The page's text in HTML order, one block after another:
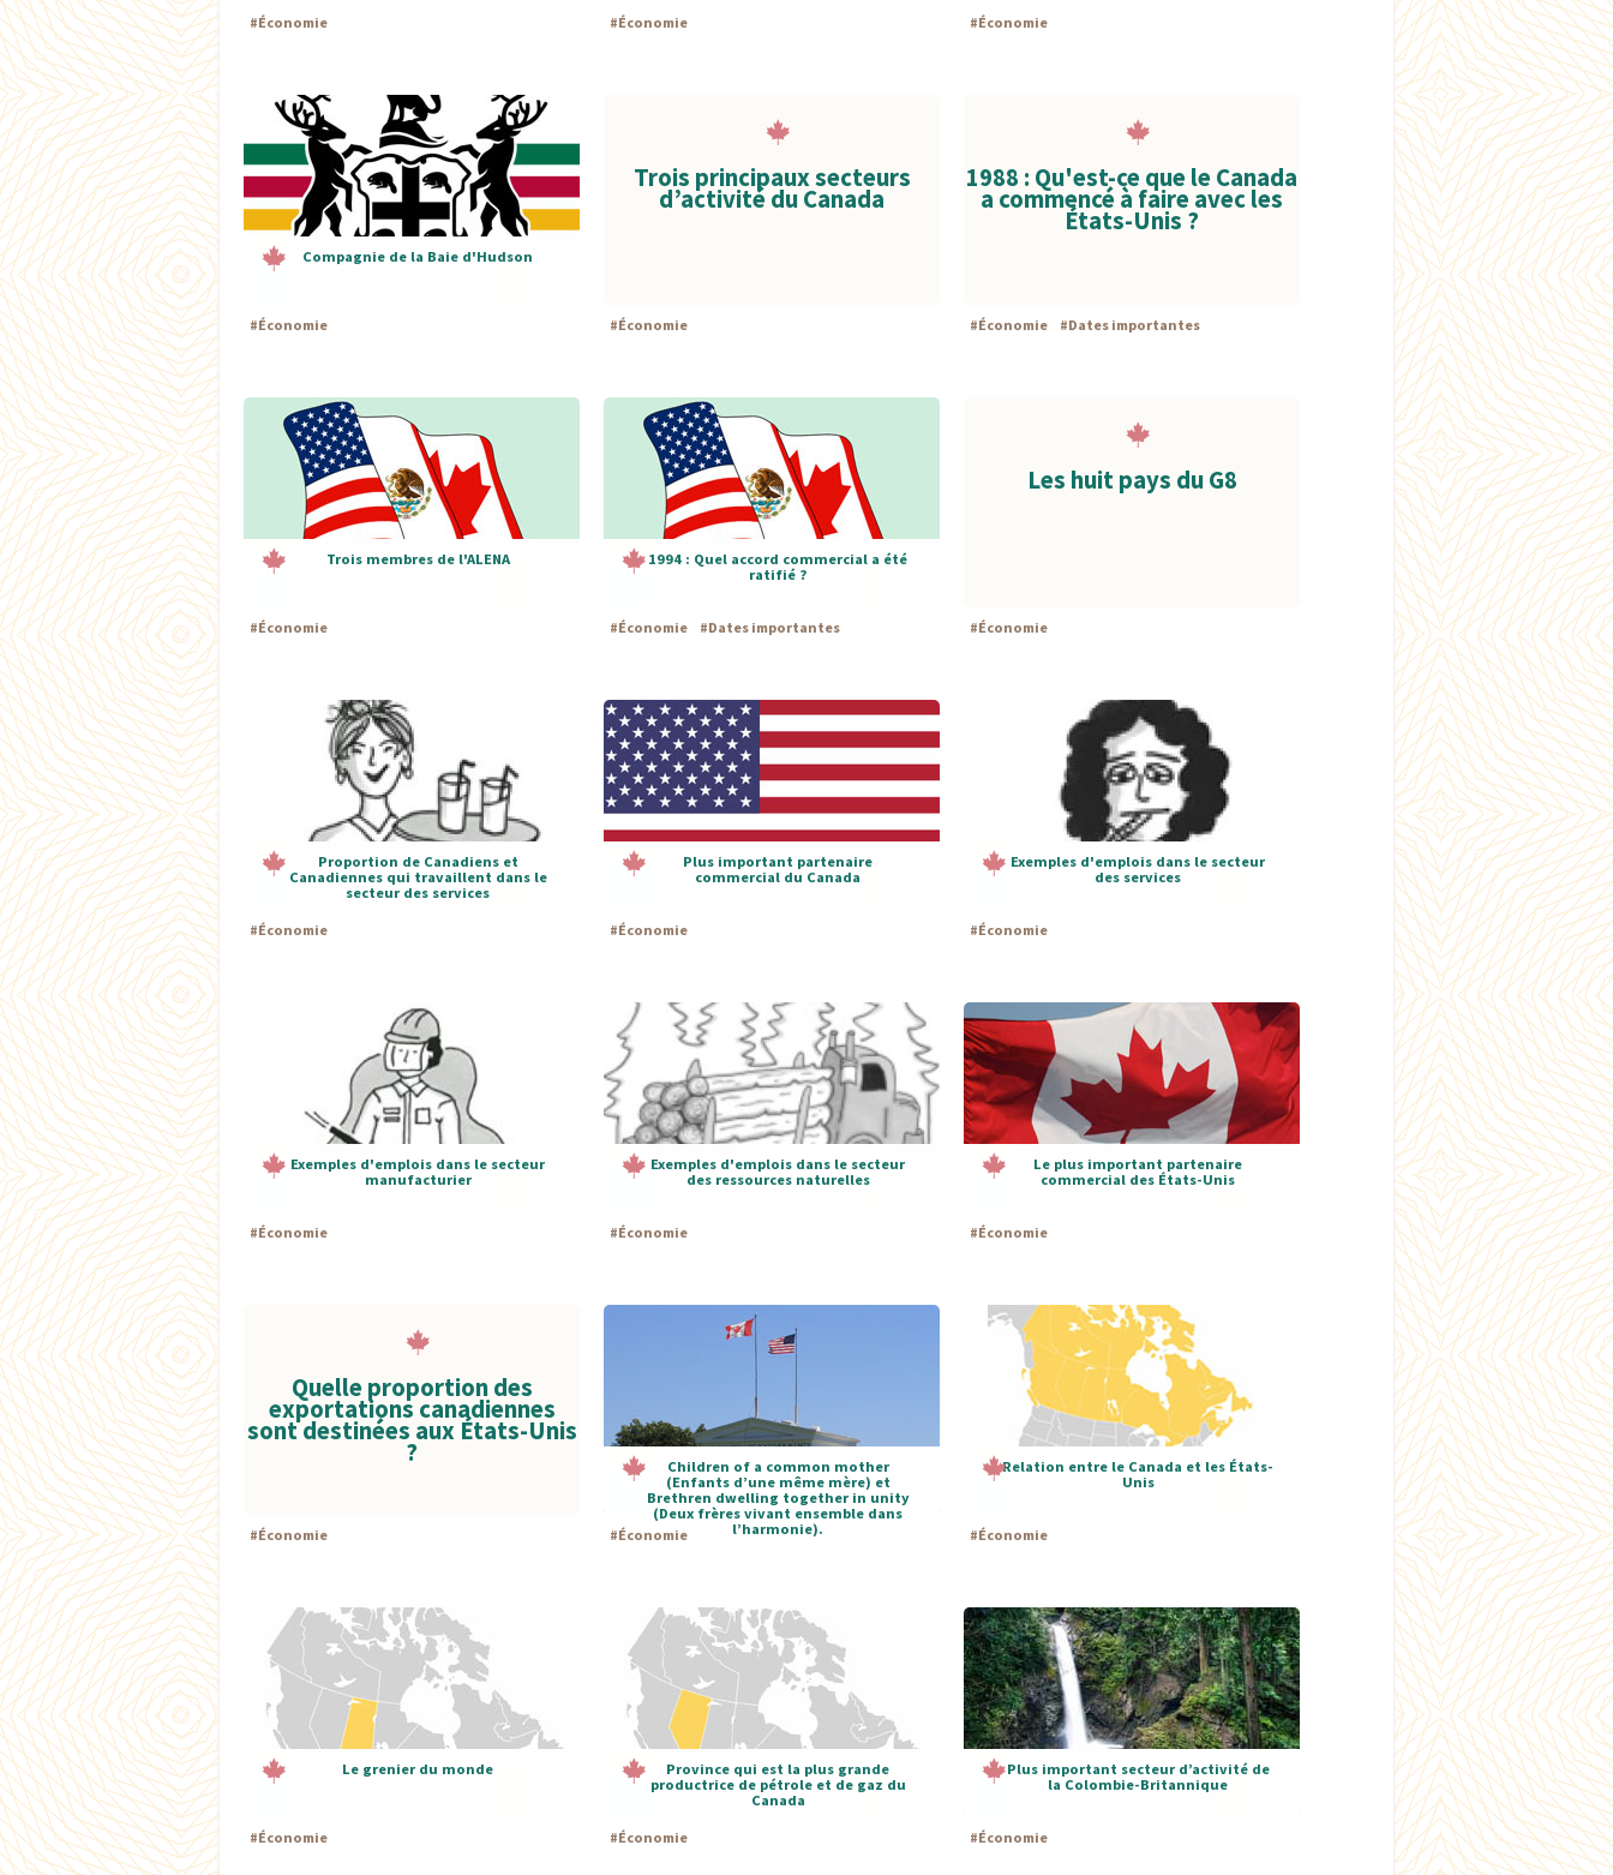
#Économie #Économie #Économie
Compagnie de la Baie d'Hudson
#Économie
Trois principaux secteurs
d’activité du Canada
#Économie
1988 : Qu'est-ce que le Canada
a commencé à faire avec les
États-Unis ?
#Économie #Dates importantes
Trois membres de l'ALENA
#Économie
1994 : Quel accord commercial a été
ratifié ?
#Économie #Dates importantes
Les huit pays du G8
#Économie
Proportion de Canadiens et
Canadiennes qui travaillent dans le
secteur des services
#Économie
Plus important partenaire
commercial du Canada
#Économie
Exemples d'emplois dans le secteur
des services
#Économie
Exemples d'emplois dans le secteur
manufacturier
#Économie
Exemples d'emplois dans le secteur
des ressources naturelles
#Économie
Le plus important partenaire
commercial des États-Unis
#Économie
Quelle proportion des
exportations canadiennes
sont destinées aux États-Unis
?
#Économie
Children of a common mother
(Enfants d’une même mère) et
Brethren dwelling together in unity
(Deux frères vivant ensemble dans
l’harmonie).
#Économie
Relation entre le Canada et les États-
Unis
#Économie
Le grenier du monde
#Économie
Province qui est la plus grande
productrice de pétrole et de gaz du
Canada
#Économie
Plus important secteur d’activité de
la Colombie-Britannique
#Économie